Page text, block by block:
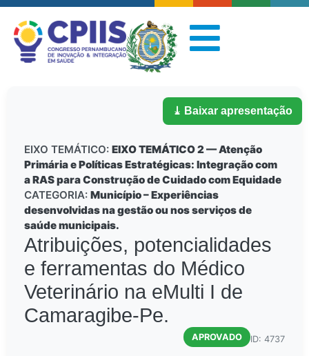
⤓ Baixar apresentação
EIXO TEMÁTICO: EIXO TEMÁTICO 2 — Atenção
Primária e Políticas Estratégicas: Integração com
a RAS para Construção de Cuidado com Equidade
CATEGORIA: Município – Experiências
desenvolvidas na gestão ou nos serviços de
saúde municipais.
Atribuições, potencialidades
e ferramentas do Médico
Veterinário na eMulti I de
Camaragibe-Pe.
APROVADO ID: 4737